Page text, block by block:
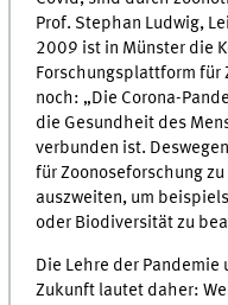
Prof. Stephan Ludwig,
2009 ist in Münster die
Forschungsplattform
noch: „Die Corona-
die Gesundheit des
verbunden ist.
für Zoonoseforschung
auszweiten, um
oder Biodiversität zu
Die Lehre der
Zukunft lautet daher: